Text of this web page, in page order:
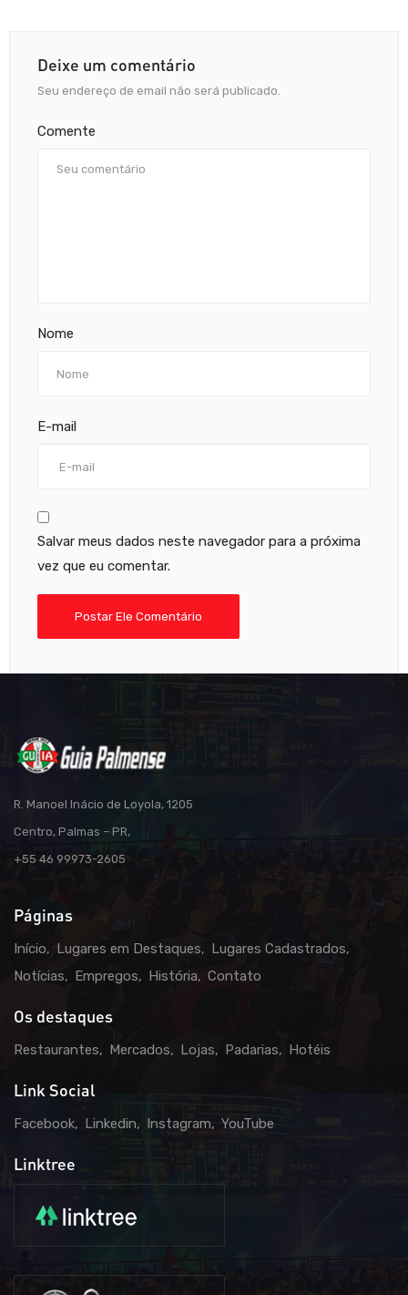
Deixe um comentário
Seu endereço de email não será publicado.
Comente
Nome
E-mail
Salvar meus dados neste navegador para a próxima
vez que eu comentar.
R. Manoel Inácio de Loyola, 1205
Centro, Palmas – PR,
+55 46 99973-2605
Páginas
Início Lugares em Destaques
Lugares Cadastrados
Notícias
Empregos História Contato
Os destaques
Restaurantes Mercados Lojas Padarias Hotéis
Link Social
Facebook Linkedin Instagram YouTube
Linktree